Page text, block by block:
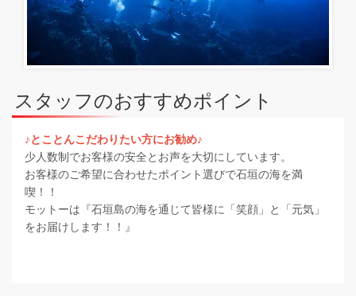
スタッフのおすすめポイント
♪とことんこだわりたい方にお勧め♪
少人数制でお客様の安全とお声を大切にしています。
お客様のご希望に合わせたポイント選びで石垣の海を満
喫！！
モットーは『石垣島の海を通じて皆様に「笑顔」と「元気」
をお届けします！！』